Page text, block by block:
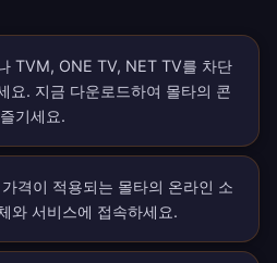
TVM, ONE TV, NET TV를 차단
요. 지금 다운로드하여 몰타의 콘
기세요.
격이 적용되는 몰타의 온라인 소
와 서비스에 접속하세요.